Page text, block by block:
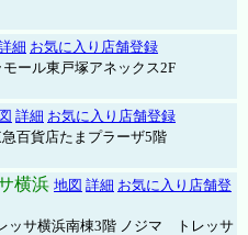
細 お気に入り店舗登録
ール東戸塚アネックス2F
詳細 お気に入り店舗登録
百貨店たまプラーザ5階
横浜 地図 詳細 お気に入り店舗登
ッサ横浜南棟3階 ノジマ トレッサ